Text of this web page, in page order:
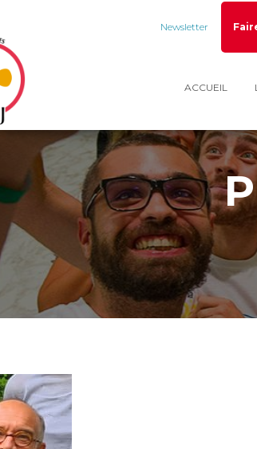
Newsletter
ACCUEIL